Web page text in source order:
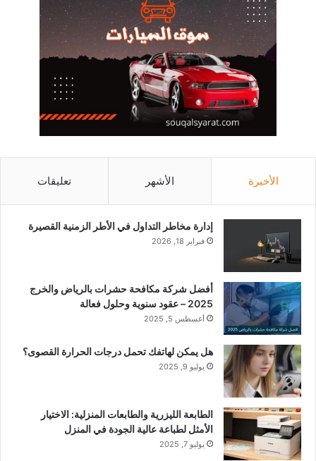
الأخيرة الأشهر تعليقات
إدارة مخاطر التداول في الأطر الزمنية القصيرة
فبراير 18, 2026
أفضل شركة مكافحة حشرات بالرياض والخرج
2025 – عقود سنوية وحلول فعالة
أغسطس 5, 2025
هل يمكن لهاتفك تحمل درجات الحرارة القصوى؟
يوليو 9, 2025
الطابعة الليزرية والطابعات المنزلية: الاختيار
الأمثل لطباعة عالية الجودة في المنزل
يوليو 7, 2025